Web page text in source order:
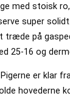
med stoisk
super
træde på
25-16 og
er klar
hovederne